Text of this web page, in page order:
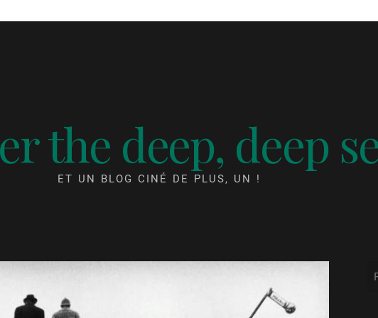
the deep, deep
ET UN BLOG CINÉ DE PLUS, UN !